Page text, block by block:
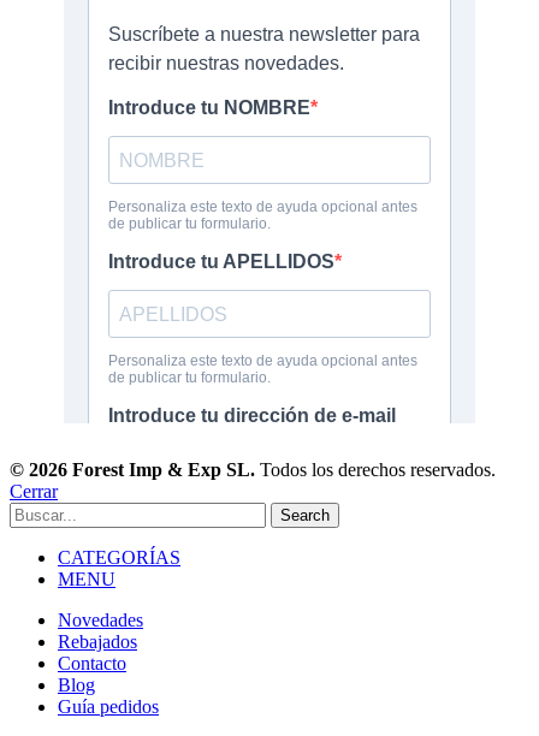
© 2026 Forest Imp & Exp SL. Todos los derechos reservados.
Cerrar
Search
CATEGORÍAS
MENU
Novedades
Rebajados
Contacto
Blog
Guía pedidos